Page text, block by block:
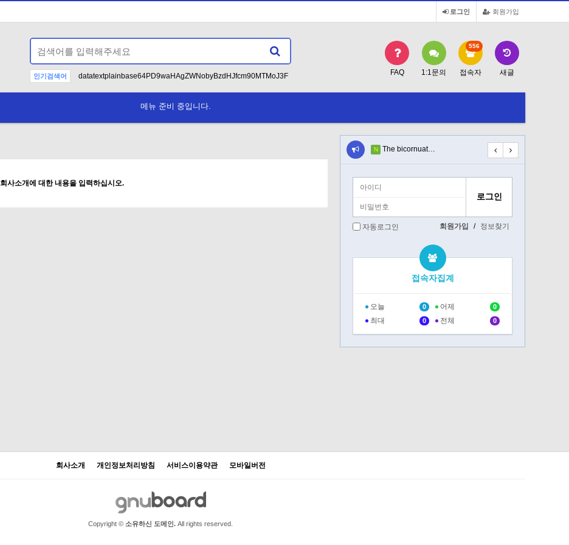
회원가입
로그인
인기검색어
datatextplainbase64PD9waHAgZWNobyBzdHJfcm90MTMoJ3F
FAQ 1:1문의 접속자
556
새글
메뉴 준비 중입니다.
회사소개에 대한 내용을 입력하십시오.
N The bicornuat… Suction predn…
자동로그인 회원가입 / 정보찾기
접속자집계
오늘 0 어제 0
최대 0 전체 0
회사소개 개인정보처리방침 서비스이용약관 모바일버전
Copyright © 소유하신 도메인. All rights reserved.